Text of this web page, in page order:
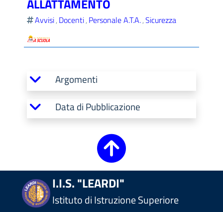
ALLATTAMENTO
Avvisi, Docenti, Personale A.T.A.,Sicurezza
Argomenti
Data di Pubblicazione
I.I.S. "LEARDI"
Istituto di Istruzione Superiore